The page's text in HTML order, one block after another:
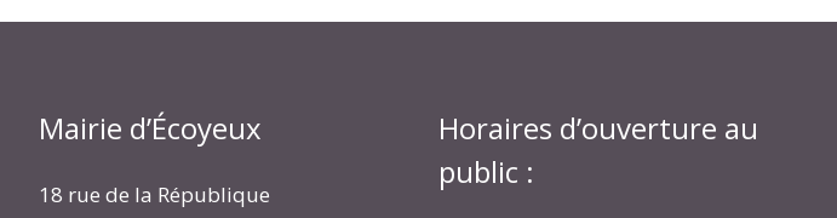
Mairie d’Écoyeux
18 rue de la République
Horaires d’ouverture au
public :